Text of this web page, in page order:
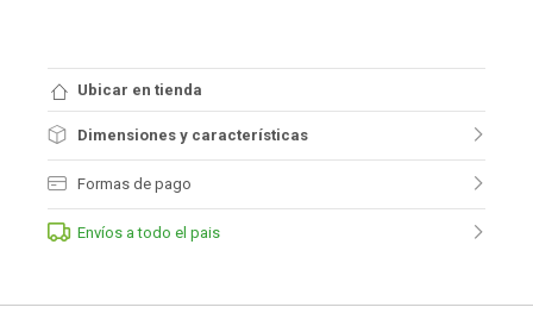
Ubicar en tienda
Dimensiones y características
Formas de pago
Envíos a todo el pais